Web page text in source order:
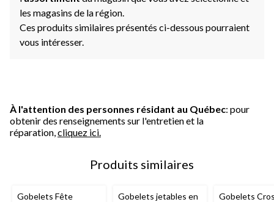
les magasins de la région.
Ces produits similaires présentés ci-dessous pourraient
vous intéresser.
À l'attention des personnes résidant au Québec: pour
obtenir des renseignements sur l'entretien et la
réparation, cliquez ici.
Produits similaires
Gobelets Fête
Gobelets jetables en
Gobelets